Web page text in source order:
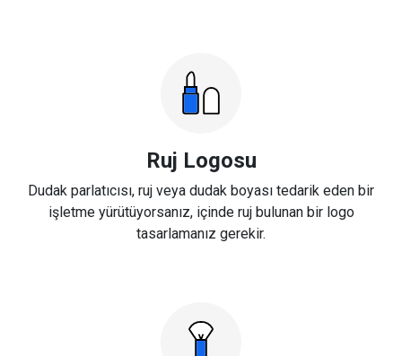
Ruj Logosu
Dudak parlatıcısı, ruj veya dudak boyası tedarik eden bir
işletme yürütüyorsanız, içinde ruj bulunan bir logo
tasarlamanız gerekir.